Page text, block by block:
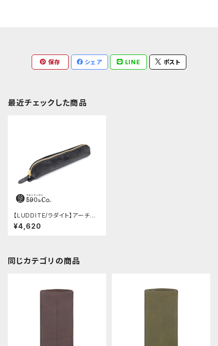
保存 シェア LINE ポスト
最近チェックした商品
【LUDDITE/ラダイト】アーチペ
ンケースS・MAYAレザー (BK)
¥4,620
同じカテゴリの商品